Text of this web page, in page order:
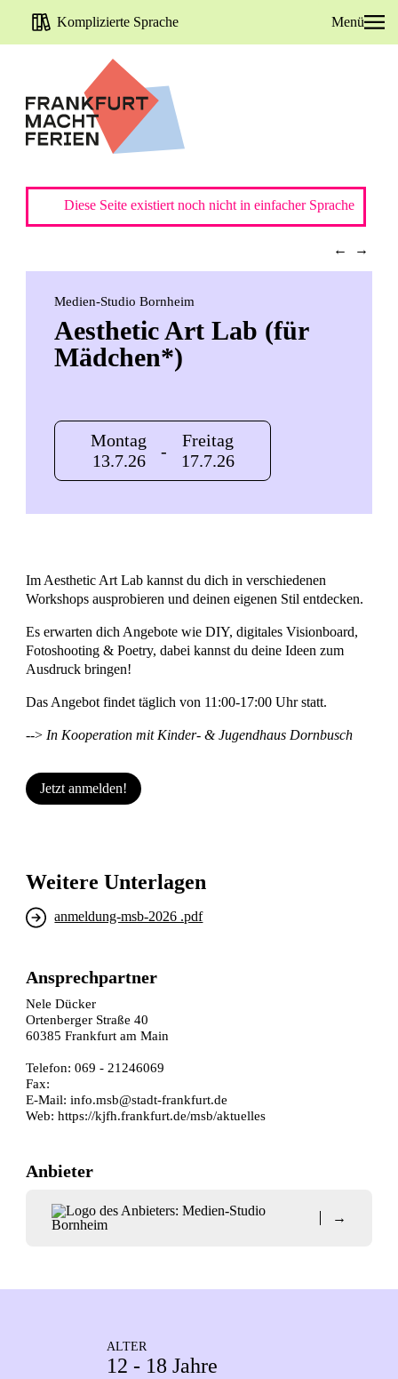
Komplizierte Sprache Menü
Diese Seite existiert noch nicht in einfacher Sprache
← →
Medien-Studio Bornheim
Aesthetic Art Lab (für
Mädchen*)
Montag
13.7.26
-
Freitag
17.7.26
Im Aesthetic Art Lab kannst du dich in verschiedenen
Workshops ausprobieren und deinen eigenen Stil entdecken.
Es erwarten dich Angebote wie DIY, digitales Visionboard,
Fotoshooting & Poetry, dabei kannst du deine Ideen zum
Ausdruck bringen!
Das Angebot findet täglich von 11:00-17:00 Uhr statt.
-->In Kooperation mit Kinder- & Jugendhaus Dornbusch
Jetzt anmelden!
Weitere Unterlagen
anmeldung-msb-2026 .pdf
Ansprechpartner
Nele Dücker
Ortenberger Straße 40
60385 Frankfurt am Main
Telefon: 069 - 21246069
Fax:
E-Mail:info.msb@stadt-frankfurt.de
Web:https://kjfh.frankfurt.de/msb/aktuelles
Anbieter
→
ALTER
12 - 18 Jahre